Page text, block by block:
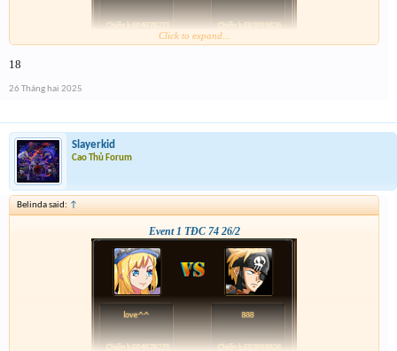
Click to expand...
18
26 Tháng hai 2025
Slayerkid
Cao Thủ Forum
Belinda said: ↑
Event 1 TĐC 74 26/2